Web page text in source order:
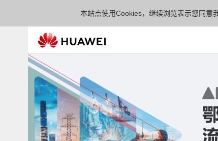
本站点使用Cookies，继续浏览表示您同意